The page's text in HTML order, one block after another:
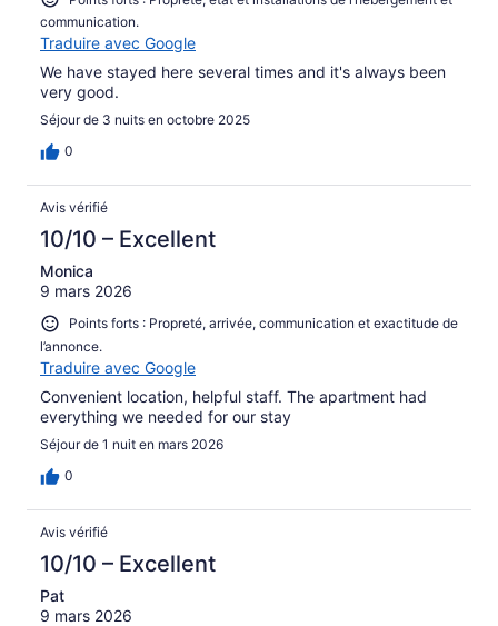
communication.
Traduire avec Google
We have stayed here several times and it's always been
very good.
Séjour de 3 nuits en octobre 2025
0
Avis vérifié
10/10 – Excellent
Monica
9 mars 2026
Points forts : Propreté, arrivée, communication et exactitude de
l’annonce.
Traduire avec Google
Convenient location, helpful staff. The apartment had
everything we needed for our stay
Séjour de 1 nuit en mars 2026
0
Avis vérifié
10/10 – Excellent
Pat
9 mars 2026